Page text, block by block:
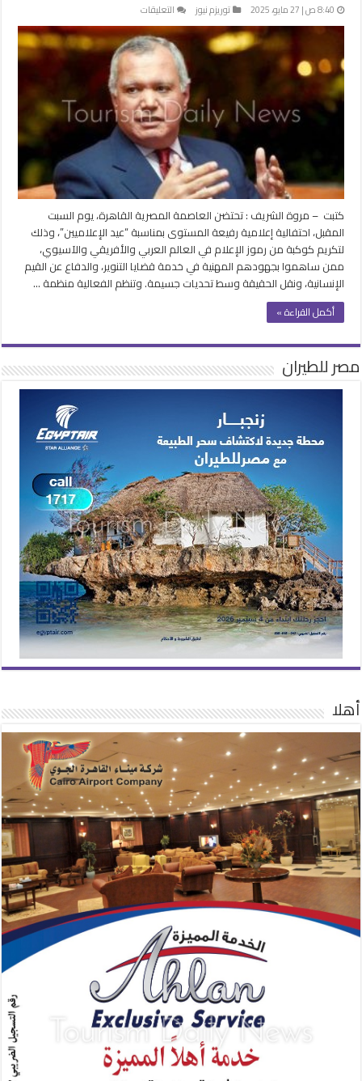
8:40 ص | 27 مايو، 2025 توريزم نيوز التعليقات
القاهرة
تحتفي
بعيد
الإعلاميين
وتكرم
رموز
الإعلام
العربي
والأفريقي
والآسيوي
مغلقة
كتبت – مروة الشريف : تحتضن العاصمة المصرية القاهرة، يوم السبت
المقبل، احتفالية إعلامية رفيعة المستوى بمناسبة “عيد الإعلاميين”، وذلك
لتكريم كوكبة من رموز الإعلام في العالم العربي والأفريقي والآسيوي،
ممن ساهموا بجهودهم المهنية في خدمة قضايا التنوير، والدفاع عن القيم
الإنسانية، ونقل الحقيقة وسط تحديات جسيمة. وتنظم الفعالية منظمة …
أكمل القراءة »
مصر للطيران
أهلا